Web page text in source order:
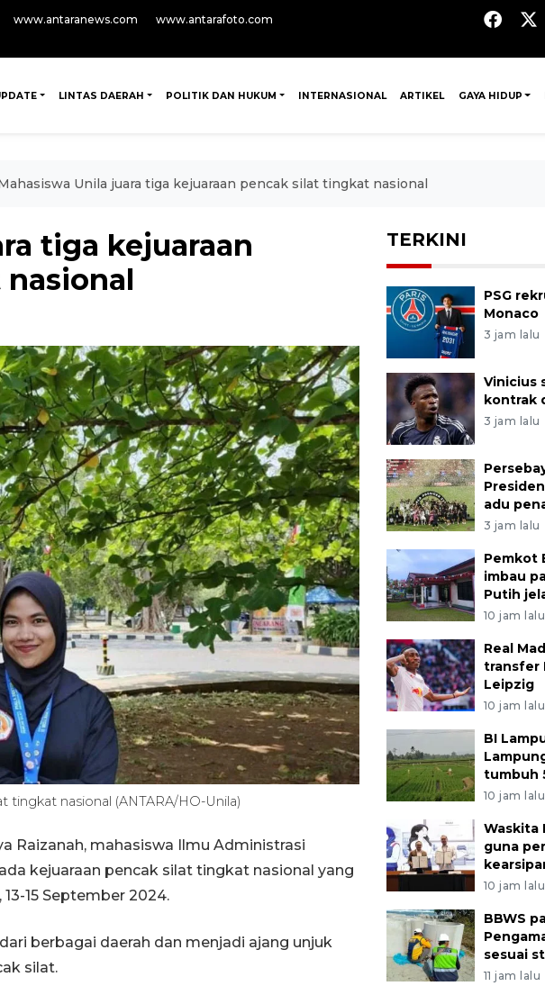
www.antaranews.com
www.antarafoto.com
LINTAS DAERAH POLITIK DAN HUKUM INTERNASIONAL ARTIKEL GAYA HIDUP
Unila juara tiga kejuaraan pencak silat tingkat nasional
tiga kejuaraan
tingkat nasional (ANTARA/HO-Unila)
Raizanah, mahasiswa Ilmu Administrasi
kejuaraan pencak silat tingkat nasional yang
15 September 2024.
berbagai daerah dan menjadi ajang unjuk
silat.
TERKINI
PSG
Monaco
3 jam lalu
Vinicius
kontrak
3 jam lalu
adu
3 jam lalu
Pemkot
imbau
Putih
10 jam lalu
Real
transfer
Leipzig
10 jam lalu
BI
tumbuh
10 jam lalu
Waskita
guna
10 jam lalu
BBWS
sesuai
11 jam lalu